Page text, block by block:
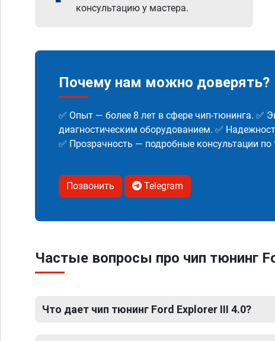
консультацию у мастера.
Почему нам можно доверять?
✅ Опыт — более 8 лет в сфере чип-тюнинга. ✅
диагностическим оборудованием. ✅
✅ Прозрачность — подробные консультации
Позвонить Telegram
Частые вопросы про чип тюнинг
Что дает чип тюнинг Ford Explorer III 4.0?